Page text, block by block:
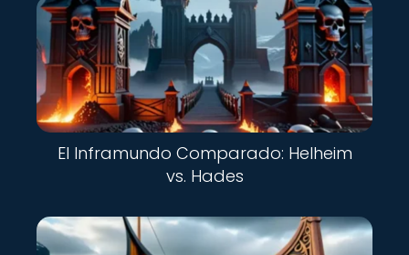
El Inframundo Comparado: Helheim
vs. Hades